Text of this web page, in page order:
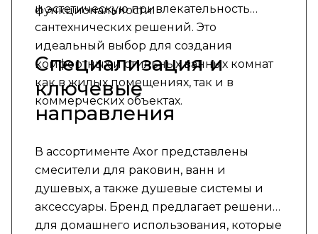
функциональности.
и эстетическую привлекательность
сантехнических решений. Это
идеальный выбор для создания
комфортных и стильных ванных комнат
как в жилых помещениях, так и в
коммерческих объектах.
Специализация и
ключевые
направления
В ассортименте Axor представлены
смесители для раковин, ванн и
душевых, а также душевые системы и
аксессуары. Бренд предлагает решения
для домашнего использования, которые